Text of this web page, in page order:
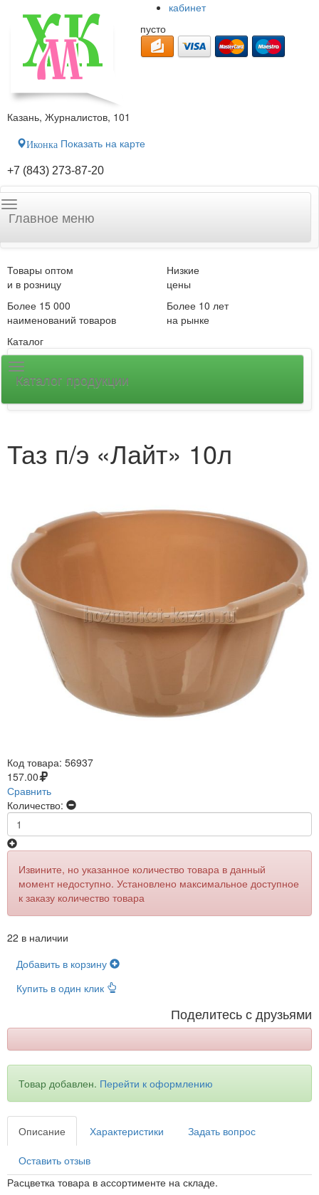
кабинет
пусто
Казань, Журналистов, 101
Иконка Показать на карте
+7 (843) 273-87-20
Главное меню
Товары оптом
и в розницу
Низкие
цены
Более 15 000
наименований товаров
Более 10 лет
на рынке
Каталог
Каталог продукции
Таз п/э «Лайт» 10л
Код товара: 56937
157.00
Сравнить
Количество:
Извините, но указанное количество товара в данный
момент недоступно. Установлено максимальное доступное
к заказу количество товара
22 в наличии
Добавить в корзину
Купить в один клик
Поделитесь с друзьями
Товар добавлен. Перейти к оформлению
Описание Характеристики Задать вопрос
Оставить отзыв
Расцветка товара в ассортименте на складе.